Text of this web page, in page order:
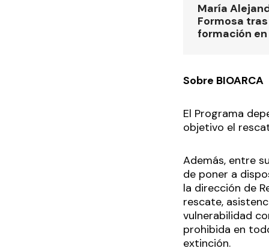
María
Formosa
formación
Sobre BIOARCA
El Programa
objetivo el
Además, entre
de poner a
la dirección de
rescate,
vulnerabilidad
prohibida en
extinción.